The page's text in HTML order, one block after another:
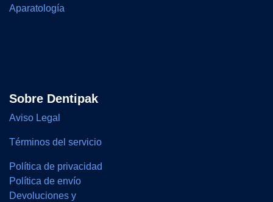
Aparatología
Sobre Dentipak
Aviso Legal
Términos del servicio
Política de privacidad
Política de envío
Devoluciones y